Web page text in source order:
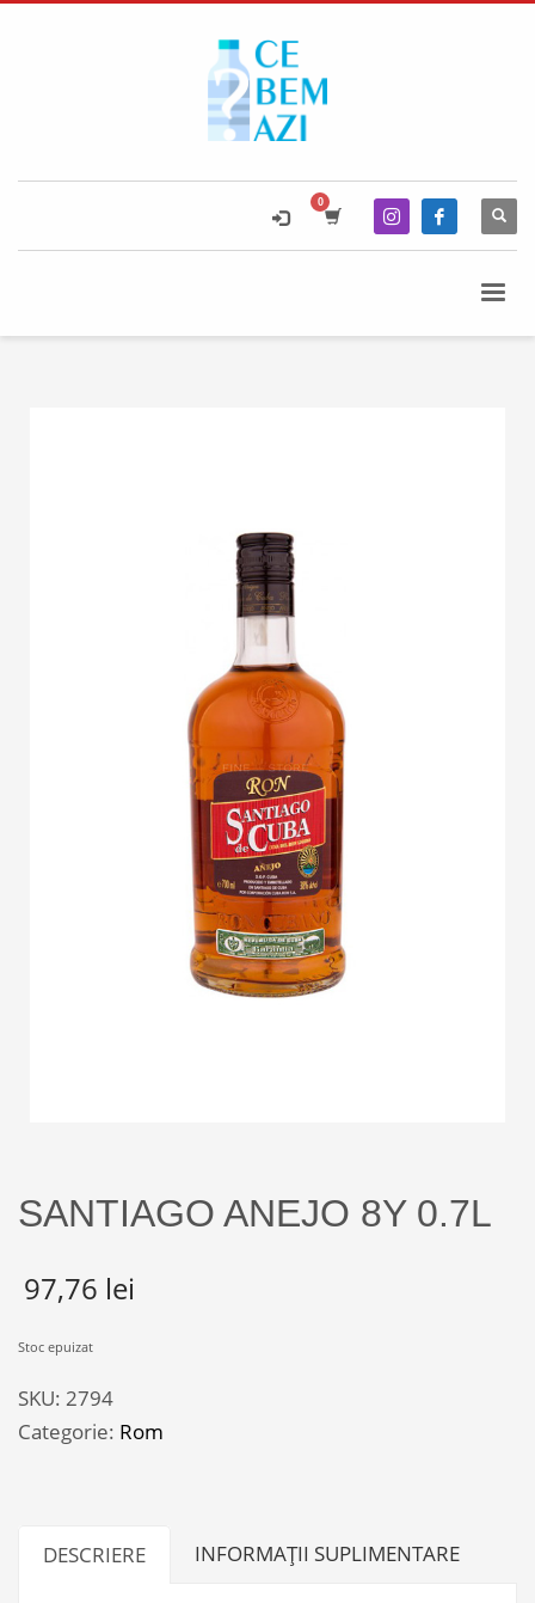
SANTIAGO ANEJO 8Y 0.7L
97,76 lei
Stoc epuizat
SKU: 2794
Categorie: Rom
DESCRIERE INFORMAȚII SUPLIMENTARE